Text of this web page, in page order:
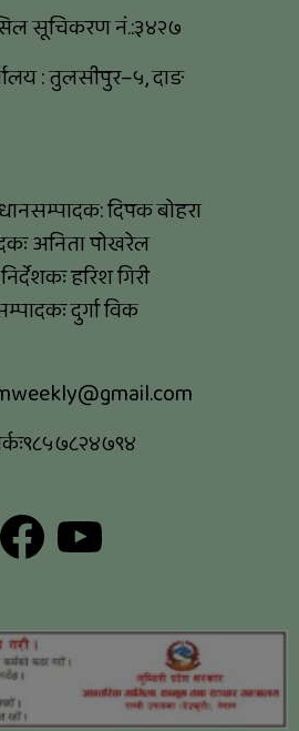
सूचिकरण नं.:३४२७
: तुलसीपुर–५, दाङ
दिपक बोहरा
अनिता पोखरेल
हरिश गिरी
दुर्गा विक
Facebook
YouTube